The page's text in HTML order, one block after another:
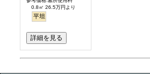
0.8㎡ 26.5万円より
平坦
詳細を見る